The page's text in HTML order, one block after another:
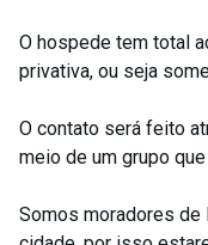
O hospede tem total
privativa, ou seja
O contato será feito
meio de um grupo
Somos moradores de